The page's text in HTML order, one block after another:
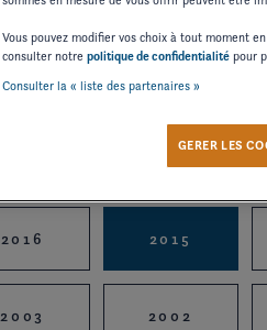
2016 2015
2003 2002
Vous pouvez modifier vos choix à tout moment
consulter notre politique de confidentialité pour
Consulter la « liste des partenaires »
GERER LES